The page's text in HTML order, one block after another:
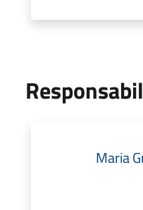
Maria